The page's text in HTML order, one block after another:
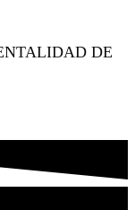
DE